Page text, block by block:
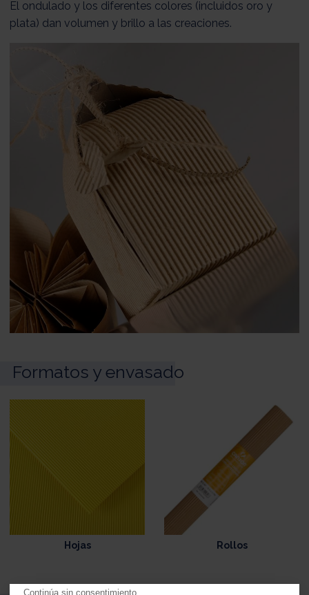
El ondulado y los diferentes colores (incluidos oro y
plata) dan volumen y brillo a las creaciones.
Formatos y envasado
Hojas Rollos
Continúa sin consentimiento